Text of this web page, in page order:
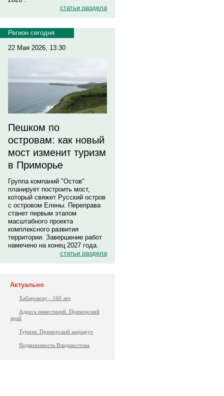
статьи раздела
Регион сегодня
22 Мая 2026, 13:30
Пешком по
островам: как новый
мост изменит туризм
в Приморье
Группа компаний "Остов"
планирует построить мост,
который свяжет Русский остров
с островом Елены. Переправа
станет первым этапом
масштабного проекта
комплексного развития
территории. Завершение работ
намечено на конец 2027 года.
статьи раздела
Актуально
Хабаровску - 160 лет
Адреса инвестиций. Приморский
край
Туризм: Приморский маршрут
Недвижимость Владивостока